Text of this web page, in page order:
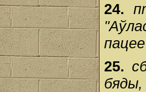
24.
25.
бяды,